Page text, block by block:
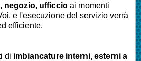
negozio, ufficcio ai momenti
e l'esecuzione del servizio verrà
efficiente.
di imbiancature interni, esterni a